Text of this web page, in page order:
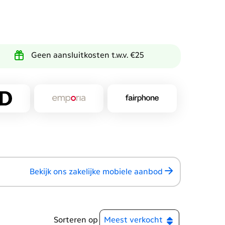
Geen aansluitkosten t.w.v. €25
Bekijk ons zakelijke mobiele aanbod
Sorteren op